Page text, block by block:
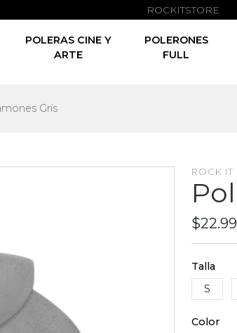
ROCKITSTORE
POLERAS CINE Y
ARTE
POLERONES
FULL
Gris
ROCK IT
Talla
S
Color